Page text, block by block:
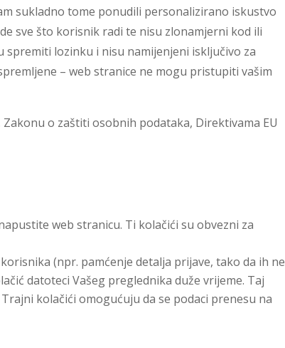
sukladno tome ponudili personalizirano iskustvo
sve što korisnik radi te nisu zlonamjerni kod ili
lozinku i nisu namijenjeni isključivo za
– web stranice ne mogu pristupiti vašim
o zaštiti osobnih podataka, Direktivama EU
web stranicu. Ti kolačići su obvezni za
(npr. pamćenje detalja prijave, tako da ih ne
datoteci Vašeg preglednika duže vrijeme. Taj
kolačići omogućuju da se podaci prenesu na